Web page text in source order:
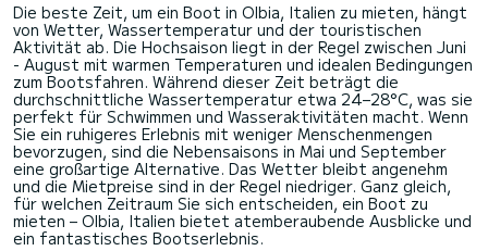
Die beste Zeit, um ein Boot in Olbia, Italien zu mieten, hängt
von Wetter, Wassertemperatur und der touristischen
Aktivität ab. Die Hochsaison liegt in der Regel zwischen Juni
- August mit warmen Temperaturen und idealen Bedingungen
zum Bootsfahren. Während dieser Zeit beträgt die
durchschnittliche Wassertemperatur etwa 24–28°C, was sie
perfekt für Schwimmen und Wasseraktivitäten macht. Wenn
Sie ein ruhigeres Erlebnis mit weniger Menschenmengen
bevorzugen, sind die Nebensaisons in Mai und September
eine großartige Alternative. Das Wetter bleibt angenehm
und die Mietpreise sind in der Regel niedriger. Ganz gleich,
für welchen Zeitraum Sie sich entscheiden, ein Boot zu
mieten – Olbia, Italien bietet atemberaubende Ausblicke und
ein fantastisches Bootserlebnis.